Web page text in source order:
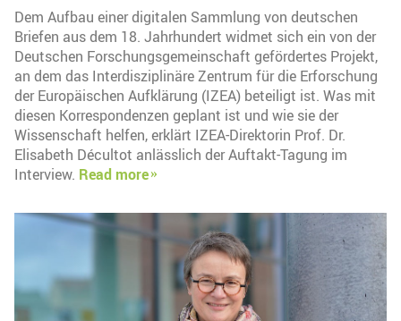
Dem Aufbau einer digitalen Sammlung von deutschen
Briefen aus dem 18. Jahrhundert widmet sich ein von der
Deutschen Forschungsgemeinschaft gefördertes Projekt,
an dem das Interdisziplinäre Zentrum für die Erforschung
der Europäischen Aufklärung (IZEA) beteiligt ist. Was mit
diesen Korrespondenzen geplant ist und wie sie der
Wissenschaft helfen, erklärt IZEA-Direktorin Prof. Dr.
Elisabeth Décultot anlässlich der Auftakt-Tagung im
Interview. Read more